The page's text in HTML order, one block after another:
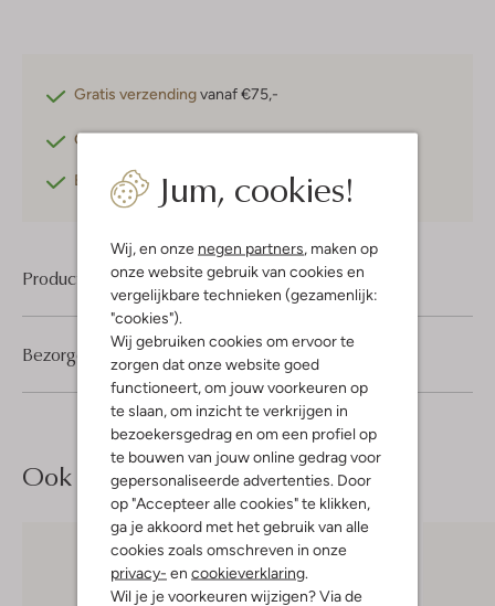
Jum, cookies!
Wij, en onze negen partners, maken op
onze website gebruik van cookies en
vergelijkbare technieken (gezamenlijk:
"cookies").
Wij gebruiken cookies om ervoor te
zorgen dat onze website goed
functioneert, om jouw voorkeuren op
te slaan, om inzicht te verkrijgen in
bezoekersgedrag en om een profiel op
te bouwen van jouw online gedrag voor
gepersonaliseerde advertenties. Door
op "Accepteer alle cookies" te klikken,
ga je akkoord met het gebruik van alle
cookies zoals omschreven in onze
privacy- en cookieverklaring.
Wil je je voorkeuren wijzigen? Via de
Gratis verzendingvanaf €75,-
Gratis retournerenbinnen 30 dagen*
Betaal achteraf
Product informatie
Bezorgen & retourneren
Ook iets voor jou?